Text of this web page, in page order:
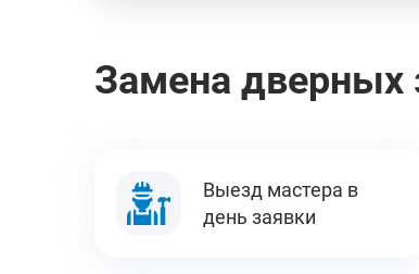
Замена дверных
Выезд мастера в
день заявки